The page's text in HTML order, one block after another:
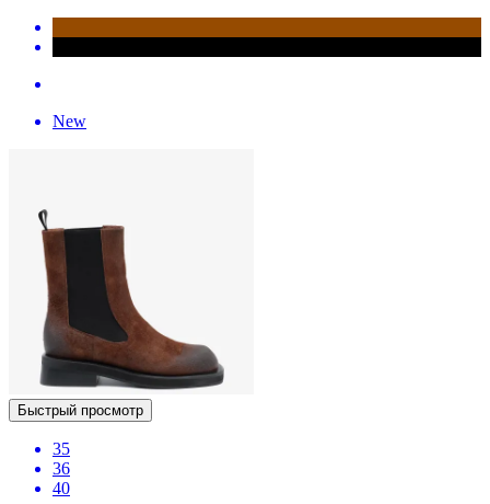
New
Быстрый просмотр
35
36
40